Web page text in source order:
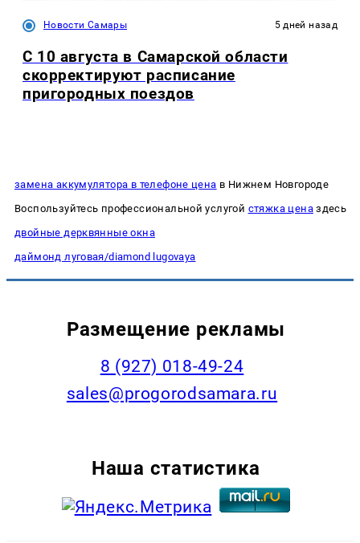
Новости Самары 5 дней назад
С 10 августа в Самарской области
скорректируют расписание
пригородных поездов
замена аккумулятора в телефоне цена в Нижнем Новгороде
Воспользуйтесь профессиональной услугой стяжка ценаздесь
двойные дерквянные окна
даймонд луговая/diamond lugovaya
Размещение рекламы
8 (927) 018-49-24
sales@progorodsamara.ru
Наша статистика